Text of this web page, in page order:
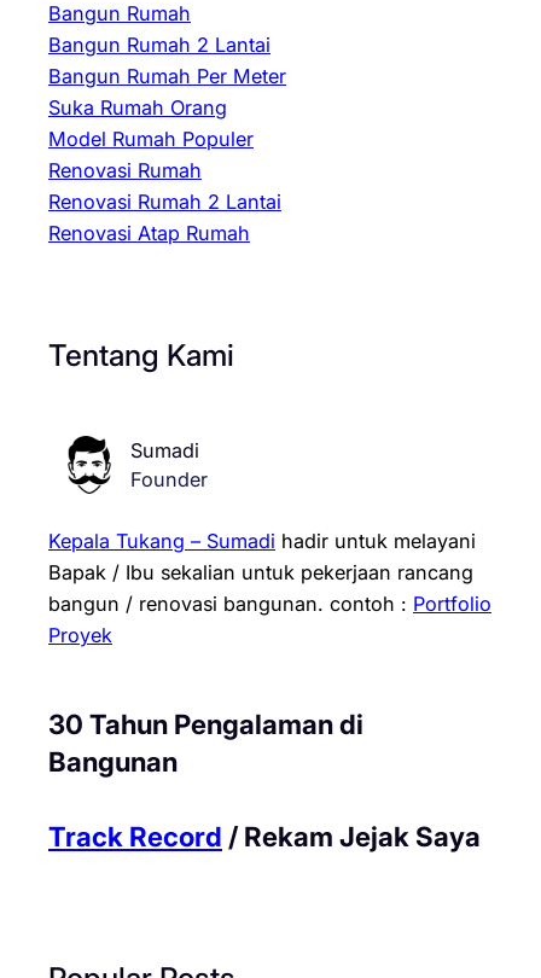
Bangun Rumah
Bangun Rumah 2 Lantai
Bangun Rumah Per Meter
Suka Rumah Orang
Model Rumah Populer
Renovasi Rumah
Renovasi Rumah 2 Lantai
Renovasi Atap Rumah
Tentang Kami
Sumadi
Founder
Kepala Tukang – Sumadi hadir untuk melayani
Bapak / Ibu sekalian untuk pekerjaan rancang
bangun / renovasi bangunan. contoh : Portfolio
Proyek
30 Tahun Pengalaman di
Bangunan
Track Record / Rekam Jejak Saya